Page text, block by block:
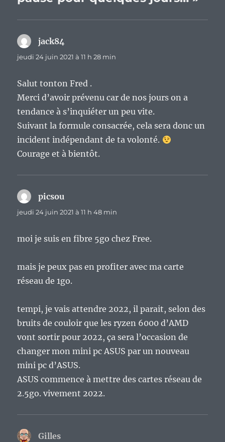
jack84
jeudi 24 juin 2021 à 11 h 28 min
Salut tonton Fred .
Merci d’avoir prévenu car de nos jours on a
tendance à s’inquiéter un peu vite.
Suivant la formule consacrée, cela sera donc un
incident indépendant de ta volonté.
Courage et à bientôt.
picsou
jeudi 24 juin 2021 à 11 h 48 min
moi je suis en fibre 5go chez Free.
mais je peux pas en profiter avec ma carte
réseau de 1go.
tempi, je vais attendre 2022, il parait, selon des
bruits de couloir que les ryzen 6000 d’AMD
vont sortir pour 2022, ça sera l’occasion de
changer mon mini pc ASUS par un nouveau
mini pc d’ASUS.
ASUS commence à mettre des cartes réseau de
2.5go. vivement 2022.
Gilles